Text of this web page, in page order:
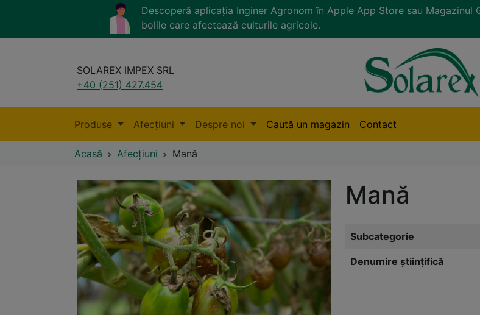
Descoperă aplicația Inginer Agronom în Apple App Store sau Magazinul
bolile care afectează culturile agricole.
SOLAREX IMPEX SRL
+40 (251) 427.454
Produse Afecțiuni Despre noi Caută un magazin Contact
Acasă Afecțiuni Mană
Mană
Subcategorie
Denumire științifică